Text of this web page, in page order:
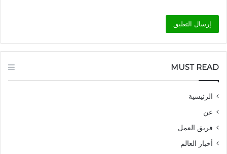
MUST READ
الرئيسية
عن
فريق العمل
أخبار العالم